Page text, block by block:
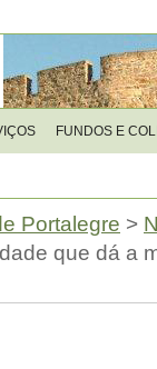
FUNDOS E
Portalegre >
que dá a